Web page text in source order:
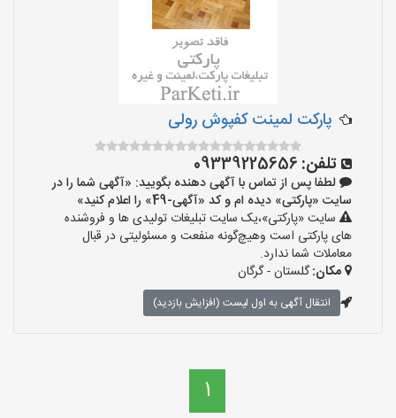
پارکت لمینت کفپوش رولی
تلفن: 09339225656
لطفا پس از تماس با آگهی دهنده بگویید: «آگهی شما را در
سایت «پارکتی» دیده ام و کد «آگهی-49» را اعلام کنید»
سایت «پارکتی»،یک سایت تبلیغات تولیدی ها و فروشنده
های پارکتی است وهیچ‌گونه منفعت و مسئولیتی در قبال
معاملات شما ندارد.
مکان:گلستان - گرگان
انتقال آگهی به اول لیست (افزایش بازدید)
1